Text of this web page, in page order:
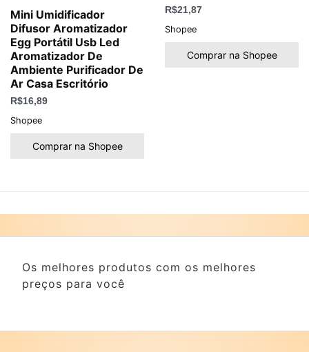
Mini Umidificador
Difusor Aromatizador
Egg Portátil Usb Led
Aromatizador De
Ambiente Purificador De
Ar Casa Escritório
R$16,89
Shopee
Comprar na Shopee
R$21,87
Shopee
Comprar na Shopee
Os melhores produtos com os melhores
preços para você